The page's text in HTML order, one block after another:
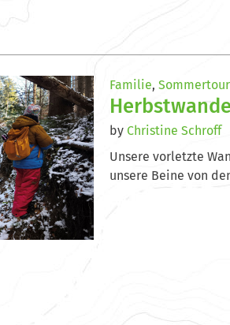
Familie,
by Christine Schroff
Unsere vorletzte
unsere Beine von